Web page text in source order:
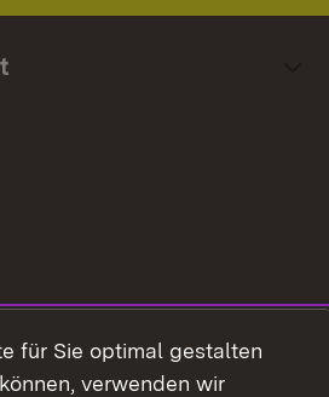
für Sie optimal gestalten
verwenden wir